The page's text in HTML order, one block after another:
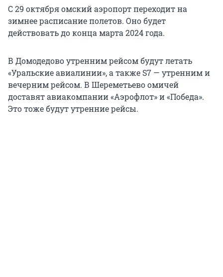
С 29 октября омский аэропорт переходит на
зимнее расписание полетов. Оно будет
действовать до конца марта 2024 года.
В Домодедово утренним рейсом будут летать
«Уральские авиалинии», а также S7 — утренним и
вечерним рейсом. В Шереметьево омичей
доставят авиакомпании «Аэрофлот» и «Победа».
Это тоже будут утренние рейсы.